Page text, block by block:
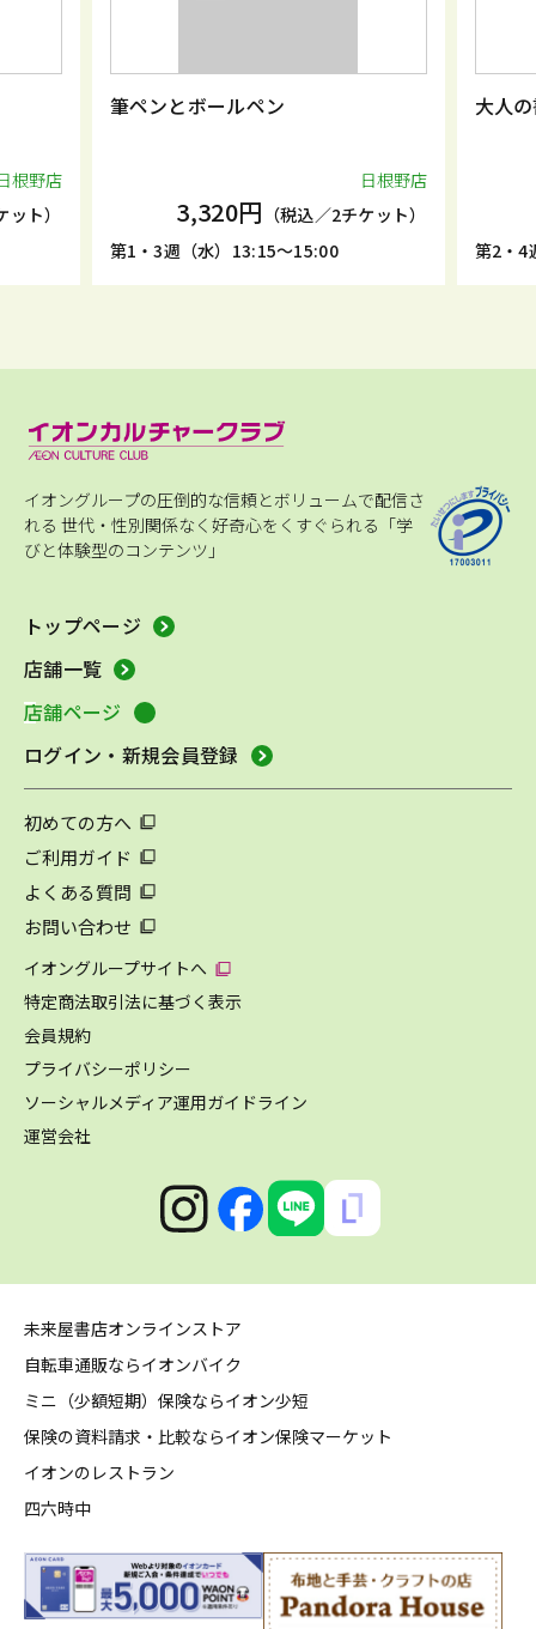
筆ペンとボールペン
3,320円（税込／2チケット）
第1・3週（水）13:15～15:00
大人の書道
第2・4週（火）
イオングループの圧倒的な信頼とボリュームで配信さ
れる 世代・性別関係なく好奇心をくすぐられる「学
びと体験型のコンテンツ」
トップページ
店舗一覧
店舗ページ
ログイン・新規会員登録
初めての方へ
ご利用ガイド
よくある質問
お問い合わせ
イオングループサイトへ
特定商法取引法に基づく表示
会員規約
プライバシーポリシー
ソーシャルメディア運用ガイドライン
運営会社
未来屋書店オンラインストア
自転車通販ならイオンバイク
ミニ（少額短期）保険ならイオン少短
保険の資料請求・比較ならイオン保険マーケット
イオンのレストラン
四六時中